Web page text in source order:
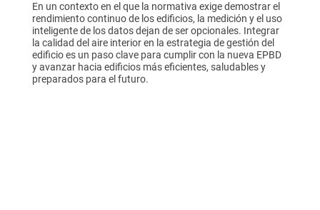
En un contexto en el que la normativa exige demostrar el
rendimiento continuo de los edificios, la medición y el uso
inteligente de los datos dejan de ser opcionales. Integrar
la calidad del aire interior en la estrategia de gestión del
edificio es un paso clave para cumplir con la nueva EPBD
y avanzar hacia edificios más eficientes, saludables y
preparados para el futuro.